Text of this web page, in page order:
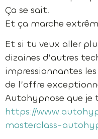
Ça se sait.
Et ça marche
Et si tu veux aller
dizaines d’autres
impressionnantes
de l’offre
Autohypnose que je
https://
masterclass-